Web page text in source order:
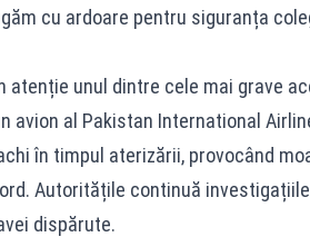
cu ardoare pentru siguranța
atenție unul dintre cele mai grave
avion al Pakistan International
în timpul aterizării, provocând
Autoritățile continuă
dispărute.